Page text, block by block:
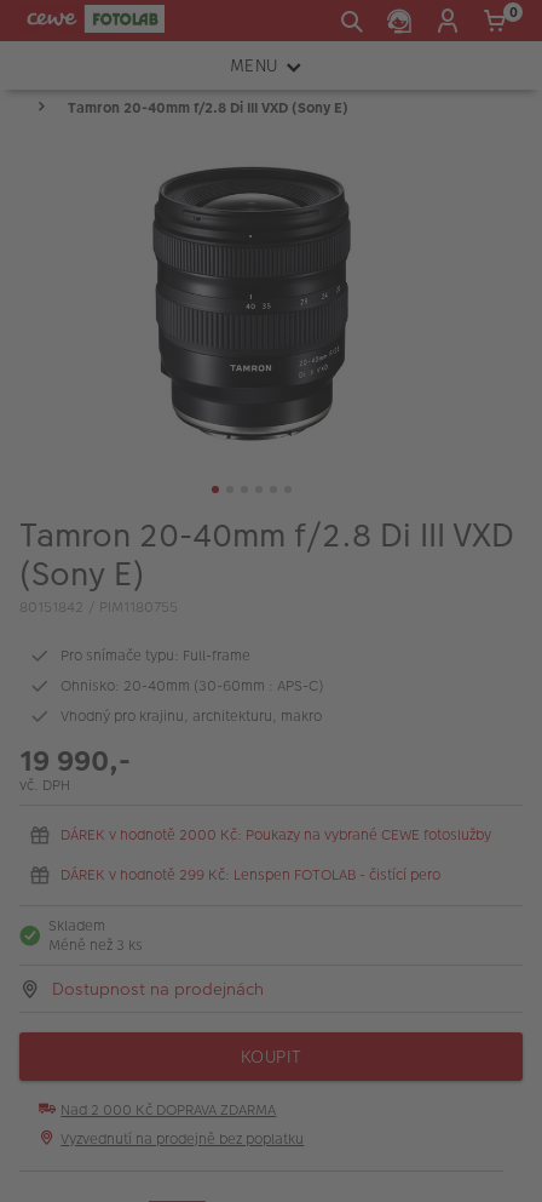
0
MENU
FOTOAPARÁTY
TISKÁRNY A SKENERY
VÝPRODEJ
FOTO BAZAR
Akce a slevy
Fotoprodukty
Tamron 20-40mm f/2.8 Di III VXD (Sony E)
Tamron 20-40mm f/2.8 Di III VXD
(Sony E)
80151842 / PIM1180755
Pro snímače typu: Full-frame
Ohnisko: 20-40mm (30-60mm : APS-C)
Vhodný pro krajinu, architekturu, makro
19 990,-
vč. DPH
DÁREK v hodnotě 2000 Kč: Poukazy na vybrané CEWE fotoslužby
DÁREK v hodnotě 299 Kč: Lenspen FOTOLAB - čistící pero
Skladem
Méně než 3 ks
Dostupnost na prodejnách
KOUPIT
Nad 2 000 Kč DOPRAVA ZDARMA
Vyzvednutí na prodejně bez poplatku